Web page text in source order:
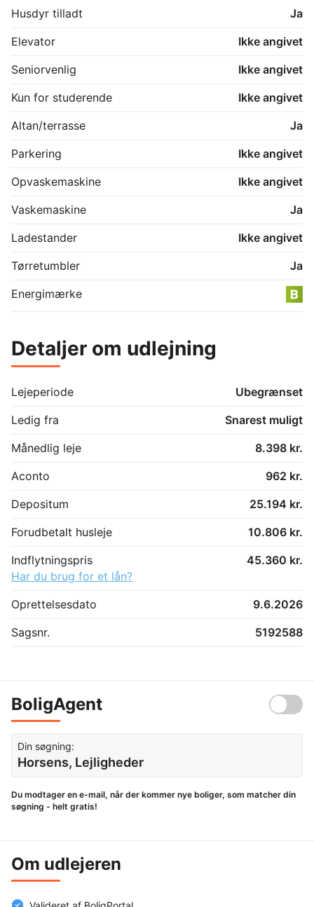
Husdyr tilladt
Ja
Elevator
Ikke angivet
Seniorvenlig
Ikke angivet
Kun for studerende
Ikke angivet
Altan/terrasse
Ja
Parkering
Ikke angivet
Opvaskemaskine
Ikke angivet
Vaskemaskine
Ja
Ladestander
Ikke angivet
Tørretumbler
Ja
Energimærke
Detaljer om udlejning
Lejeperiode
Ubegrænset
Ledig fra
Snarest muligt
Månedlig leje
8.398 kr.
Aconto
962 kr.
Depositum
25.194 kr.
Forudbetalt husleje
10.806 kr.
Indflytningspris
45.360 kr.
Har du brug for et lån?
Oprettelsesdato
9.6.2026
Sagsnr.
5192588
BoligAgent
Din søgning:
Horsens, Lejligheder
Du modtager en e-mail, når der kommer nye boliger, som matcher din
søgning - helt gratis!
Om udlejeren